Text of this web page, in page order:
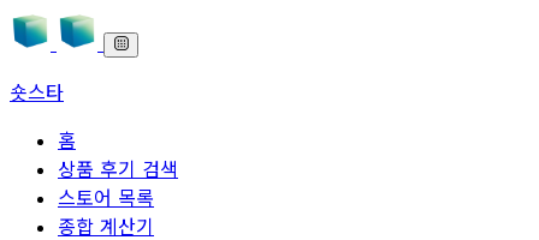
숏스타
홈
상품 후기 검색
스토어 목록
종합 계산기